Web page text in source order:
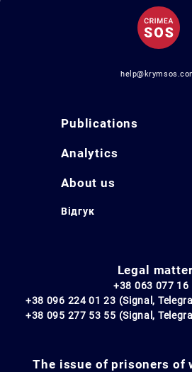
Publications
Analytics
About us
Відгук
Legal
+38 063 077 16
+38 096 224 01 23 (Signal,
+38 095 277 53 55 (Signal,
The issue of prisoners of